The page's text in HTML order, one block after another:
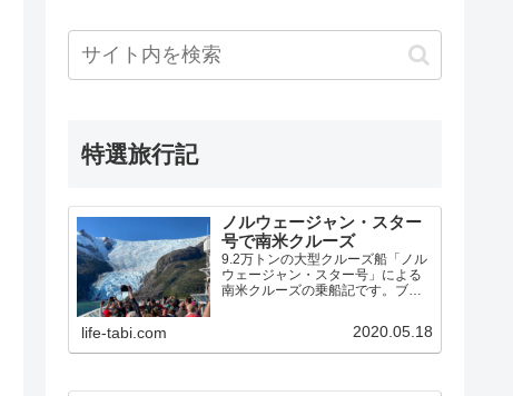
特選旅行記
ノルウェージャン・スター
号で南米クルーズ
9.2万トンの大型クルーズ船「ノル
ウェージャン・スター号」による
南米クルーズの乗船記です。ブエ
道、マゼラン海峡、パタゴニア・
フィヨルドを経由して、サンティ
life-tabi.com 2020.05.18